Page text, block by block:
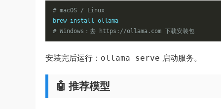
# macOS / Linux
# Windows：去 https://ollama.com 下载安装包
安装完后运行： ollama serve 启动服务。
🤖 推荐模型